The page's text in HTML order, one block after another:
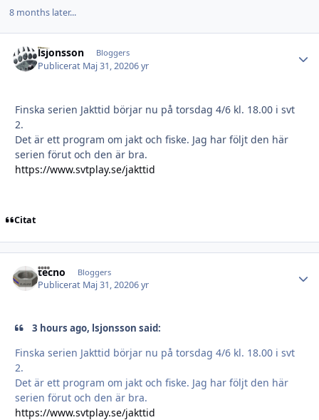
8 months later...
lsjonsson Bloggers
Publicerat Maj 31, 20206 yr
Finska serien Jakttid börjar nu på torsdag 4/6 kl. 18.00 i svt
2.
Det är ett program om jakt och fiske. Jag har följt den här
serien förut och den är bra.
https://www.svtplay.se/jakttid
Citat
tecno Bloggers
Publicerat Maj 31, 20206 yr
3 hours ago, lsjonsson said:
Finska serien Jakttid börjar nu på torsdag 4/6 kl. 18.00 i svt
2.
Det är ett program om jakt och fiske. Jag har följt den här
serien förut och den är bra.
https://www.svtplay.se/jakttid